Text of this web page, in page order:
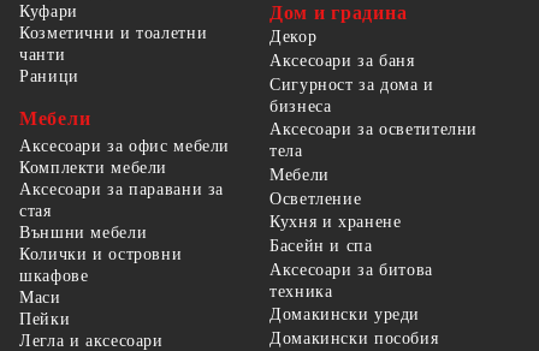
Куфари
Козметични и тоалетни
чанти
Раници
Мебели
Аксесоари за офис мебели
Комплекти мебели
Аксесоари за паравани за
стая
Външни мебели
Колички и островни
шкафове
Маси
Пейки
Легла и аксесоари
Дом и градина
Декор
Аксесоари за баня
Сигурност за дома и
бизнеса
Аксесоари за осветителни
тела
Мебели
Осветление
Кухня и хранене
Басейн и спа
Аксесоари за битова
техника
Домакински уреди
Домакински пособия